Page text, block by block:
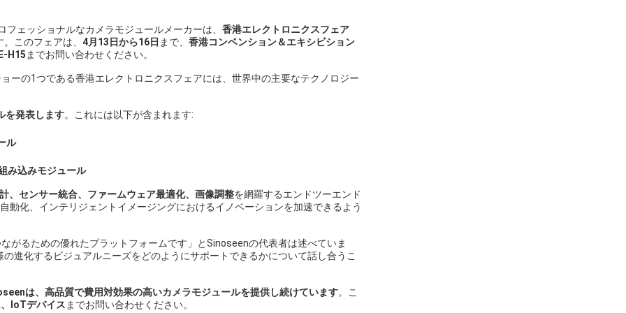
ェッショナルなカメラモジュールメーカーは、 香港エレクトロニクスフェア
このフェアは、 4月13日から16日 まで、 香港コンベンション＆エキシビション
H15 までお問い合わせください。
ーの1つである香港エレクトロニクスフェアには、世界中の主要なテクノロジー
を発表します。これには以下が含まれます:
ル
み込みモジュール
、センサー統合、ファームウェア最適化、画像調整を網羅するエンドツーエンド
動化、インテリジェントイメージングにおけるイノベーションを加速できるよう
がるための優れたプラットフォームです」とSinoseenの代表者は述べていま
進化するビジュアルニーズをどのようにサポートできるかについて話し合うこ
は、高品質で費用対効果の高いカメラモジュールを提供し続けています。こ
IoTデバイス までお問い合わせください。